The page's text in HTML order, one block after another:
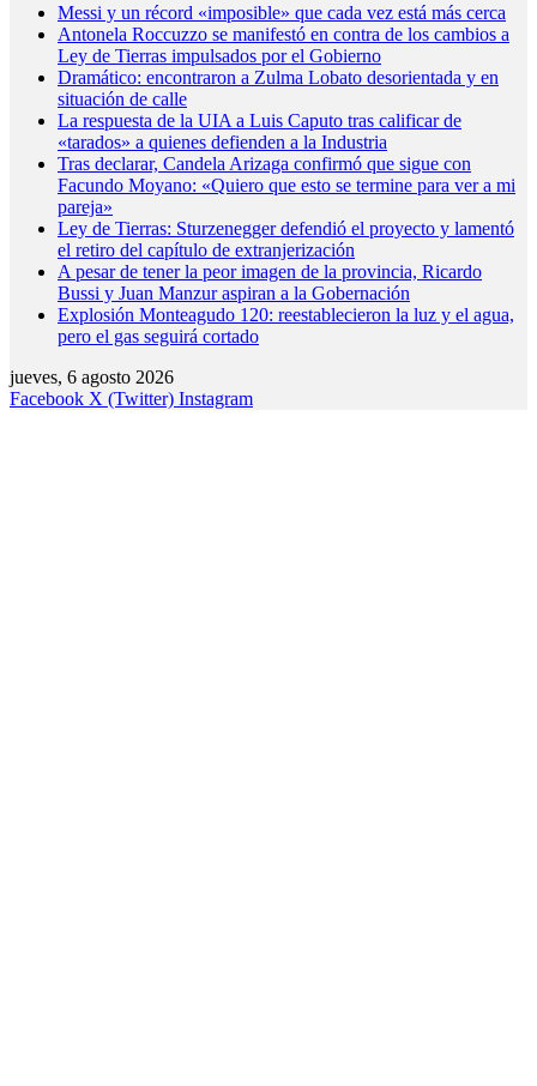
Messi y un récord «imposible» que cada vez está más cerca
Antonela Roccuzzo se manifestó en contra de los cambios a
Ley de Tierras impulsados por el Gobierno
Dramático: encontraron a Zulma Lobato desorientada y en
situación de calle
La respuesta de la UIA a Luis Caputo tras calificar de
«tarados» a quienes defienden a la Industria
Tras declarar, Candela Arizaga confirmó que sigue con
Facundo Moyano: «Quiero que esto se termine para ver a mi
pareja»
Ley de Tierras: Sturzenegger defendió el proyecto y lamentó
el retiro del capítulo de extranjerización
A pesar de tener la peor imagen de la provincia, Ricardo
Bussi y Juan Manzur aspiran a la Gobernación
Explosión Monteagudo 120: reestablecieron la luz y el agua,
pero el gas seguirá cortado
jueves, 6 agosto 2026
Facebook X (Twitter) Instagram